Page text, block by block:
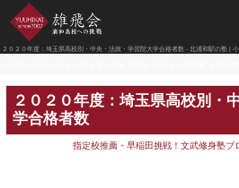
２０２０年度：埼玉県高校別・
学合格者数
指定校推薦・早稲田挑戦！文武修身塾ブ